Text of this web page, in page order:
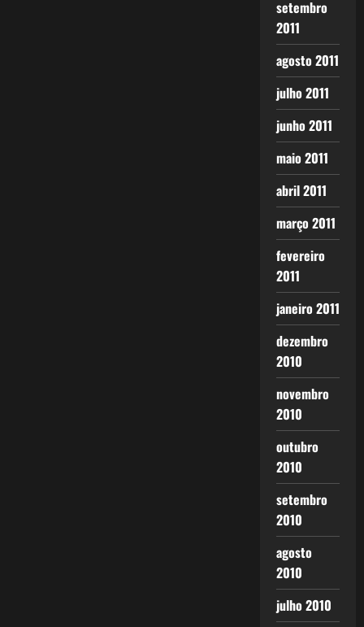
setembro
2011
agosto 2011
julho 2011
junho 2011
maio 2011
abril 2011
março 2011
fevereiro
2011
janeiro 2011
dezembro
2010
novembro
2010
outubro
2010
setembro
2010
agosto
2010
julho 2010